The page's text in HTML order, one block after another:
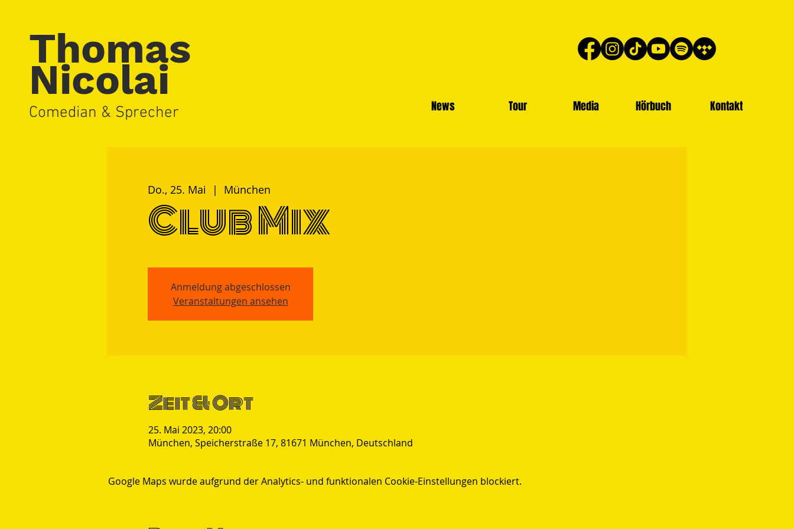
Thomas
Nicolai
Comedian & Sprecher News Tour Media Hörbuch Kontakt
Do., 25. Mai
  |
München
Club Mix
Anmeldung abgeschlossen
Veranstaltungen ansehen
Zeit & Ort
25. Mai 2023, 20:00
München, Speicherstraße 17, 81671 München, Deutschland
Google Maps wurde aufgrund der Analytics- und funktionalen Cookie-Einstellungen blockiert.